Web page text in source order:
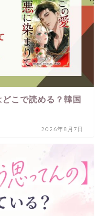
どこで読める？韓国
2026年8月7日